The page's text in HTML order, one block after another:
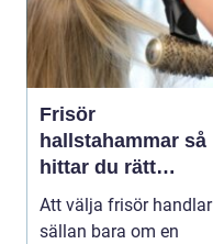
Frisör
hallstahammar så
hittar du rätt
salong för stil,
kvalitet och känsla
Att välja frisör handlar
sällan bara om en